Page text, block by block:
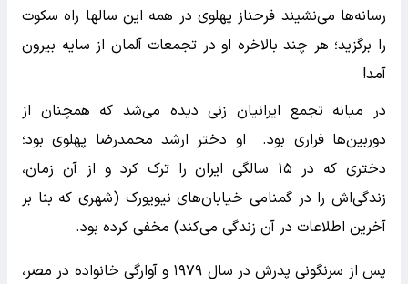
رسانه‌ها می‌نشیند فرحناز پهلوی در همه این سالها راه سکوت
را برگزید؛ هر چند بالاخره او در تجمعات آلمان از سایه بیرون
آمد!
در میانه تجمع ایرانیان زنی دیده می‌شد که همچنان از
دوربین‌ها فراری بود. او دختر ارشد محمدرضا پهلوی بود؛
دختری که در ۱۵ سالگی ایران را ترک کرد و از آن زمان،
زندگی‌اش را در گمنامی خیابان‌های نیویورک (شهری که بنا بر
آخرین اطلاعات در آن زندگی می‌کند) مخفی کرده بود.
پس از سرنگونی پدرش در سال ۱۹۷۹ و آوارگی خانواده در مصر،